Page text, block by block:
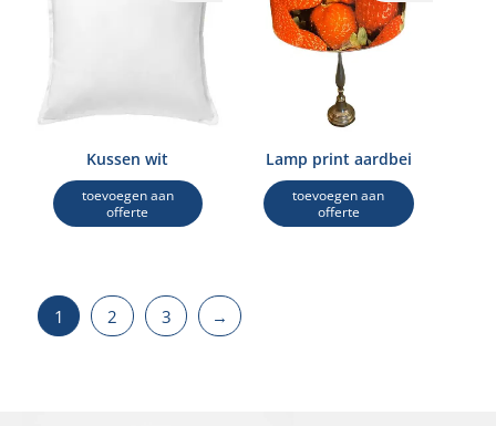
Kussen wit
toevoegen aan
offerte
Lamp print aardbei
toevoegen aan
offerte
1 2 3 →